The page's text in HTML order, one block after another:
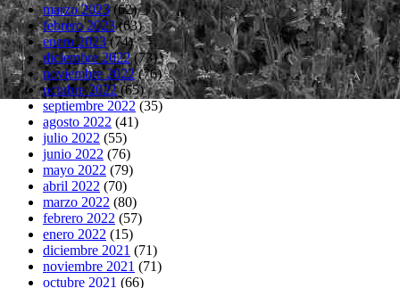
marzo 2023(62)
febrero 2023(63)
enero 2023(74)
diciembre 2022(73)
noviembre 2022(76)
octubre 2022(65)
septiembre 2022 (35)
agosto 2022 (41)
julio 2022 (55)
junio 2022 (76)
mayo 2022 (79)
abril 2022 (70)
marzo 2022 (80)
febrero 2022 (57)
enero 2022 (15)
diciembre 2021 (71)
noviembre 2021 (71)
octubre 2021 (66)